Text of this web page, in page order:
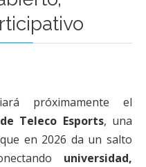
próximamente el
Teleco Esports, una
en 2026 da un salto
universidad,